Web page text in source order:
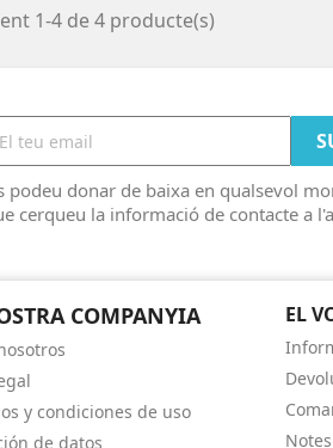
1-4 de 4 producte(s)
podeu donar de baixa en qualsevol
cerqueu la informació de contacte a
COMPANYIA
y condiciones de uso
de datos
EL